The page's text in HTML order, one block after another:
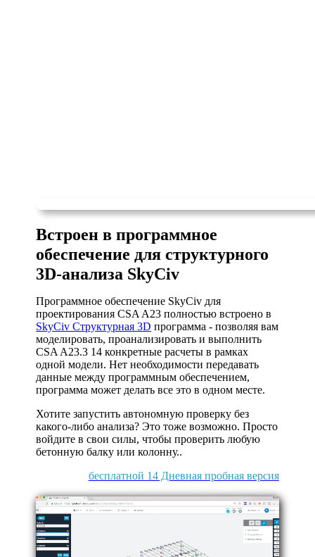
Встроен в программное
обеспечение для структурного
3D-анализа SkyCiv
Программное обеспечение SkyCiv для
проектирования CSA A23 полностью встроено в
SkyCiv Структурная 3D программа - позволяя вам
моделировать, проанализировать и выполнить
CSA A23.3 14 конкретные расчеты в рамках
одной модели. Нет необходимости передавать
данные между программным обеспечением,
программа может делать все это в одном месте.
Хотите запустить автономную проверку без
какого-либо анализа? Это тоже возможно. Просто
войдите в свои силы, чтобы проверить любую
бетонную балку или колонну..
бесплатной 14 Дневная пробная версия